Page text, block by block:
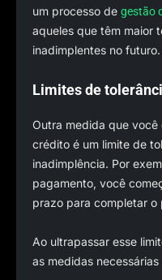
um processo de gestão
aqueles que têm maior
inadimplentes no futuro.
Limites de
Outra medida que
crédito é um limite de
inadimplência. Por
pagamento, você
prazo para completar o
Ao ultrapassar esse
as medidas